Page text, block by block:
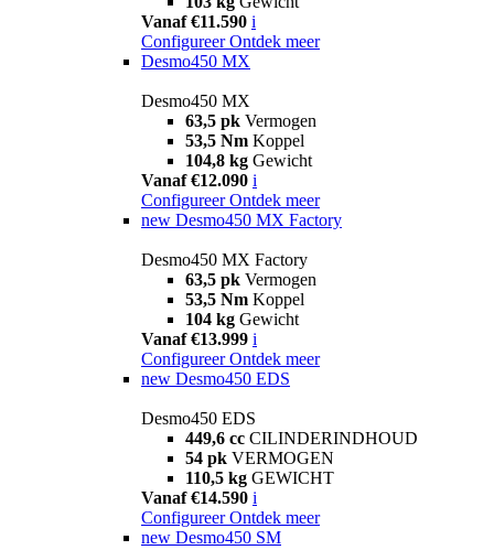
Vanaf €11.590 i
Configureer Ontdek meer
Desmo450 MX
Desmo450 MX
63,5 pk Vermogen
53,5 Nm Koppel
104,8 kg Gewicht
Vanaf €12.090 i
Configureer Ontdek meer
new Desmo450 MX Factory
Desmo450 MX Factory
63,5 pk Vermogen
53,5 Nm Koppel
104 kg Gewicht
Vanaf €13.999 i
Configureer Ontdek meer
new Desmo450 EDS
Desmo450 EDS
449,6 cc CILINDERINDHOUD
54 pk VERMOGEN
110,5 kg GEWICHT
Vanaf €14.590 i
Configureer Ontdek meer
new Desmo450 SM